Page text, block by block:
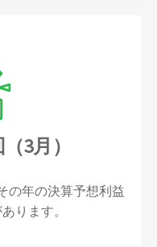
3月）
の年の決算予想利益
ります。